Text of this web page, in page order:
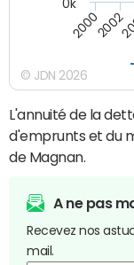
20002002
0k
© JDN 2026
L'annuité de la
d'emprunts et du
de Magnan.
A ne pas
Recevez nos
mail.